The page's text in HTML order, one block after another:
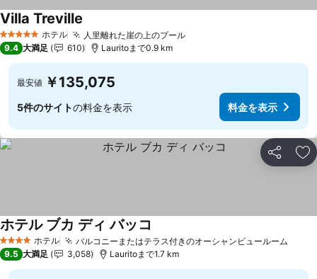
5 ホテルのランク
ホテル 人里離れた崖の上のプール
Villa Treville
9.4 大満足 610 Lauritoまで0.9 km
最安値 ￥135,075
5件のサイトの料金を表示 料金を表示
シェア お
4 ホテルのランク
ホテル バルコニーまたはテラス付きのオーシャンビュールーム
ホテル ブカ ディ バッコ
9.5 大満足 3,058 Lauritoまで1.7 km